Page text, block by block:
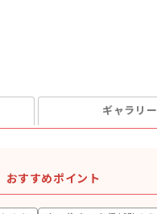
ギャラリー
おすすめポイント